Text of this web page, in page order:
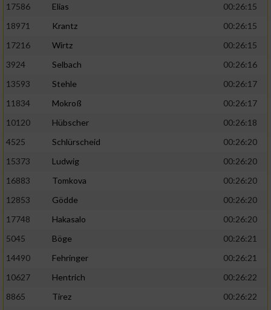
17586
Elias
00:26:15
18971
Krantz
00:26:15
17216
Wirtz
00:26:15
3924
Selbach
00:26:16
13593
Stehle
00:26:17
11834
Mokroß
00:26:17
10120
Hübscher
00:26:18
4525
Schlürscheid
00:26:20
15373
Ludwig
00:26:20
16883
Tomkova
00:26:20
12853
Gödde
00:26:20
17748
Hakasalo
00:26:20
5045
Böge
00:26:21
14490
Fehringer
00:26:21
10627
Hentrich
00:26:22
8865
Tirez
00:26:22